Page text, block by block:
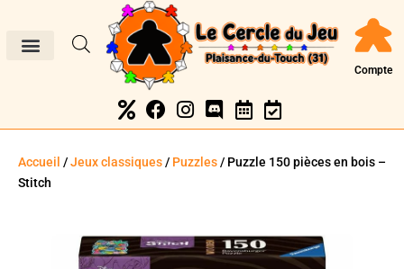
Compte
Accueil /Jeux classiques/ Puzzles/ Puzzle 150 pièces en bois –
Stitch